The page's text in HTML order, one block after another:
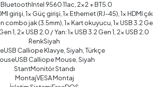
BluetoothIntel 9560 11ac, 2x2 + BT5.0
girişi, 1x Güç girişi, 1x Ethernet (RJ-45), 1x HDMI
combo jak (3.5mm), 1x Kart okuyucu, 1x USB 3.2
1, 2x USB 2.0 / Yan: 1x USB 3.2 Gen 1, 2x USB 2.0
RenkSiyah
Calliope Klavye, Siyah, Türkçe
Calliope Mouse, Siyah
StantMonitör Standı
MontajVESA Montaj